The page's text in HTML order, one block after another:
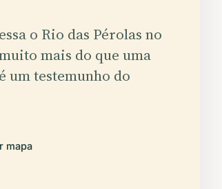
o Rio das Pérolas no
mais do que uma
um testemunho do
mapa